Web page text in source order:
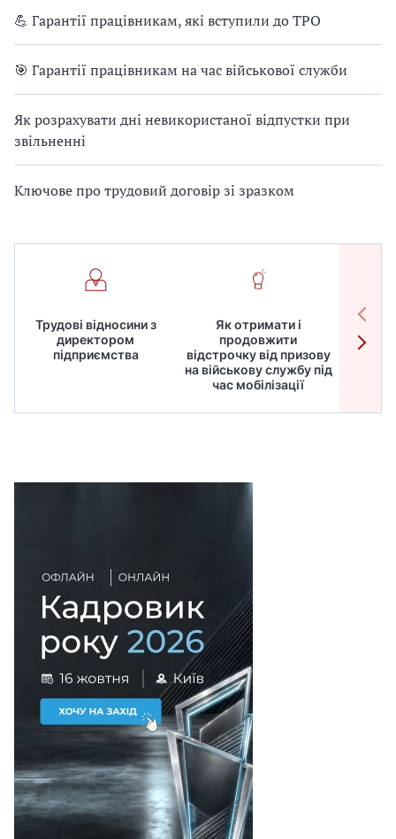
💪 Гарантії працівникам, які вступили до ТРО
🎯 Гарантії працівникам на час військової служби
Як розрахувати дні невикористаної відпустки при
звільненні
Ключове про трудовий договір зі зразком
Трудові відносини з
директором
підприємства
Як отримати і
продовжити
відстрочку від призову
на військову службу під
час мобілізації